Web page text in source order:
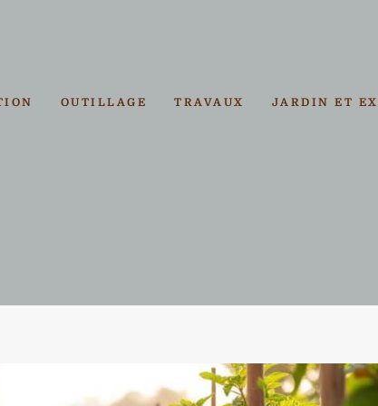
OUTILLAGE TRAVAUX JARDIN ET